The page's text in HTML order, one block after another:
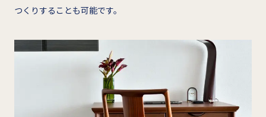
つくりすることも可能です。